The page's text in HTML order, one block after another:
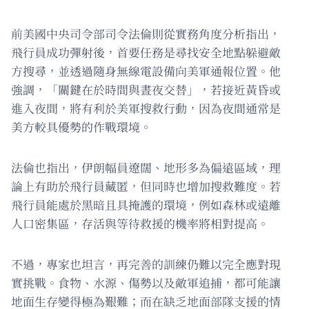
前美國中央司令部司令法倫則從實務角度分析指出，
飛行員成功彈射後，首要任務是尋找安全地點躲避敵
方搜尋，並透過隨身無線電設備向美軍通報位置。他
強調，「關鍵在於時間與晝夜交替」，若接近黃昏或
進入夜間，將有利於美軍搜救行動，因為夜間通常是
美方較具優勢的作戰環境。
法倫也指出，伊朗幅員遼闊、地形多為偏遠區域，理
論上有助於飛行員藏匿，但同時也增加搜救難度。若
飛行員能處於黑暗且具掩護的環境，例如森林或遠離
人口密集區，存活與等待救援的機率將相對提高。
不過，專家也坦言，再完善的訓練仍難以完全應對現
實挑戰。食物、水源、傷勢以及敵軍追捕，都可能讓
地面生存變得極為艱難；而在缺乏地面部隊支援的情